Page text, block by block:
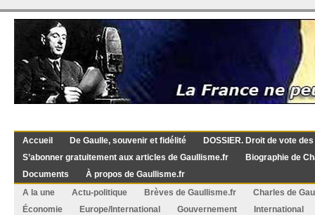
Accueil De Gaulle, souvenir et fidélité
DOSSIER. Droit de vote
S’abonner gratuitement aux articles de Gaullisme.fr
Biographie de
Documents
À propos de Gaullisme.fr
A la une
Actu-politique Brèves de Gaullisme.fr
Charles de
Économie
Europe/International Gouvernement
International